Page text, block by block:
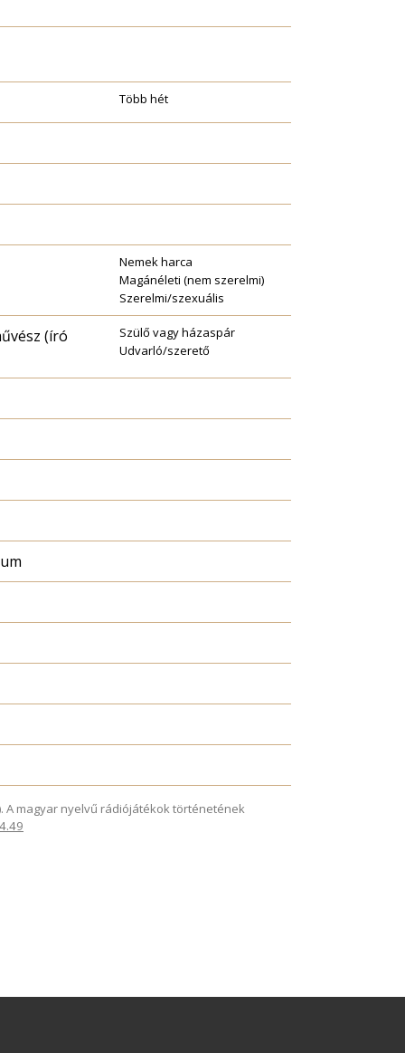
Több hét
Nemek harca
Magánéleti (nem szerelmi)
Szerelmi/szexuális
(író
Szülő vagy házaspár
Udvarló/szerető
A magyar nyelvű rádiójátékok történetének